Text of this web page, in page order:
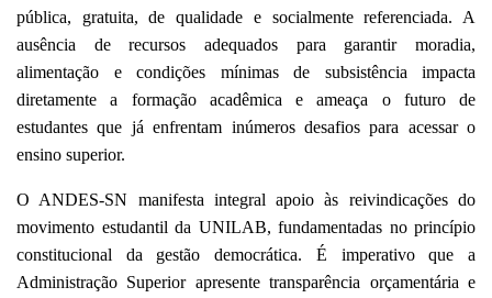
pública, gratuita, de qualidade e socialmente referenciada. A
ausência de recursos adequados para garantir moradia,
alimentação e condições mínimas de subsistência impacta
diretamente a formação acadêmica e ameaça o futuro de
estudantes que já enfrentam inúmeros desafios para acessar o
ensino superior.
O ANDES-SN manifesta integral apoio às reivindicações do
movimento estudantil da UNILAB, fundamentadas no princípio
constitucional da gestão democrática. É imperativo que a
Administração Superior apresente transparência orçamentária e